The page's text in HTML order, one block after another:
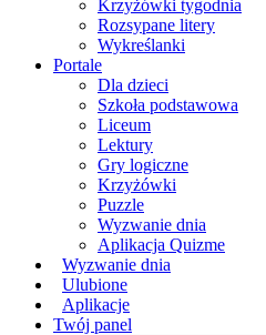
Krzyżówki tygodnia
Rozsypane litery
Wykreślanki
Portale
Dla dzieci
Szkoła podstawowa
Liceum
Lektury
Gry logiczne
Krzyżówki
Puzzle
Wyzwanie dnia
Aplikacja Quizme
Wyzwanie dnia
Ulubione
Aplikacje
Twój panel